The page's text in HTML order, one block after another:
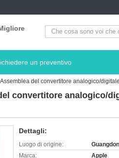
un preventivo
del convertitore analogico/
convertitore analogico/
Dettagli:
Luogo di origine:
Marca:
Apple